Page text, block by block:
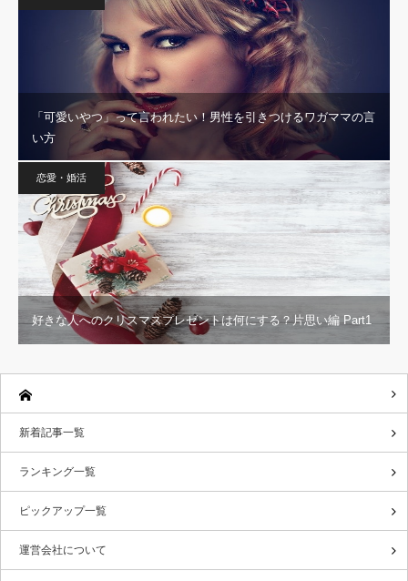
「可愛いやつ」って言われたい！男性を引きつけるワガママの言
い方
恋愛・婚活
好きな人へのクリスマスプレゼントは何にする？片思い編 Part1
新着記事一覧
ランキング一覧
ピックアップ一覧
運営会社について